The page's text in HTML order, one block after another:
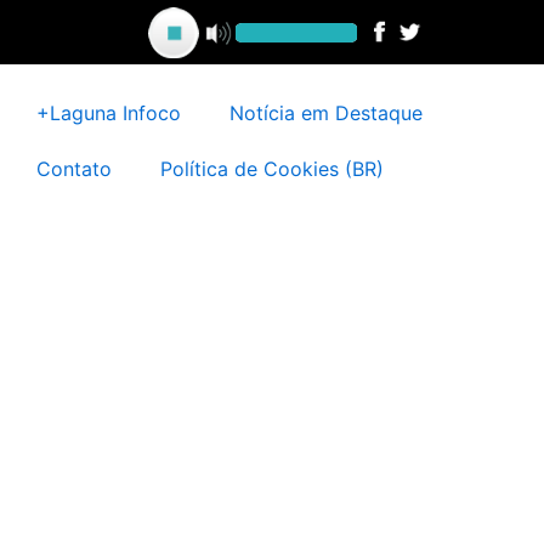
conteúdo
+Laguna Infoco Notícia em Destaque
Contato Política de Cookies (BR)